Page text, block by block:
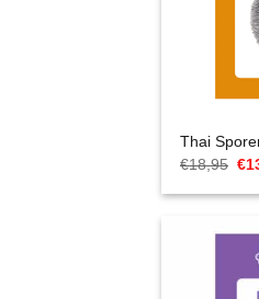
Thai
€18,95 €